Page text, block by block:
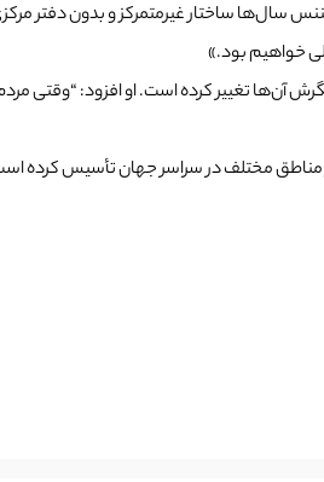
ساختار غیرمتمرکز و بدون دفتر مرکزی
خواهیم بود.»
در مناطق مختلف در سراسر جهان تأسیس کرده